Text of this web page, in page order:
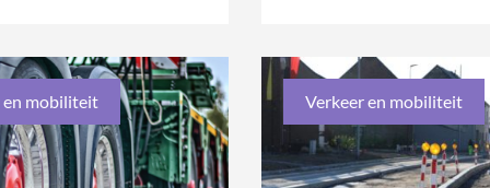
en mobiliteit Verkeer en mobiliteit